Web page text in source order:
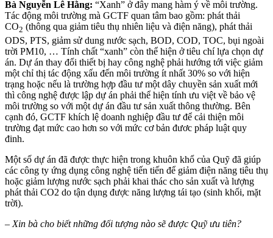
Bà Nguyễn Lê Hằng: “Xanh” ở đây mang hàm ý về môi trường.
Tác động môi trường mà GCTF quan tâm bao gồm: phát thải
CO2 (thông qua giảm tiêu thụ nhiên liệu và điện năng), phát thải
ODS, PTS, giảm sử dung nước sạch, BOD, COD, TOC, bụi ngoài
trời PM10, … Tính chất “xanh” còn thể hiện ở tiêu chí lựa chọn dự
án. Dự án thay đổi thiết bị hay công nghệ phải hướng tới việc giảm
một chỉ thị tác động xấu đến môi trường ít nhất 30% so với hiện
trạng hoặc nếu là trường hợp đầu tư một dây chuyền sản xuất mới
thì công nghệ được lập dự án phải thể hiện tính ưu việt về bảo vệ
môi trường so với một dự án đầu tư sản xuất thông thường. Bên
cạnh đó, GCTF khích lệ doanh nghiệp đầu tư để cải thiện môi
trường đạt mức cao hơn so với mức cơ bản đươc pháp luật quy
đinh.
Một số dự án đã được thực hiện trong khuôn khổ của Quỹ đã giúp
các công ty ứng dụng công nghệ tiến tiến để giảm điện năng tiêu thụ
hoặc giảm lượng nước sạch phải khai thác cho sản xuất và lượng
phát thải CO2 do tận dụng được năng lượng tái tạo (sinh khối, mặt
trời).
– Xin bà cho biết những đối tượng nào sẽ được Quỹ ưu tiên?